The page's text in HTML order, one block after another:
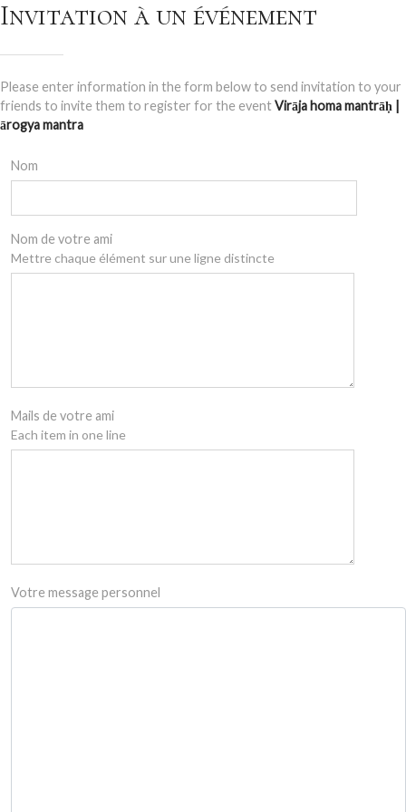
Invitation à un événement
Please enter information in the form below to send invitation to your
friends to invite them to register for the eventVirāja homa mantrāḥ |
ārogya mantra
Nom
Nom de votre ami
Mettre chaque élément sur une ligne distincte
Mails de votre ami
Each item in one line
Votre message personnel